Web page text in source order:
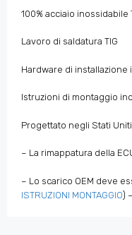
100% acciaio inossidabile
Lavoro di saldatura TIG
Hardware di installazione
Istruzioni di montaggio
Progettato negli Stati Uniti
– La rimappatura della
– Lo scarico OEM deve
ISTRUZIONI MONTAGGIO) –